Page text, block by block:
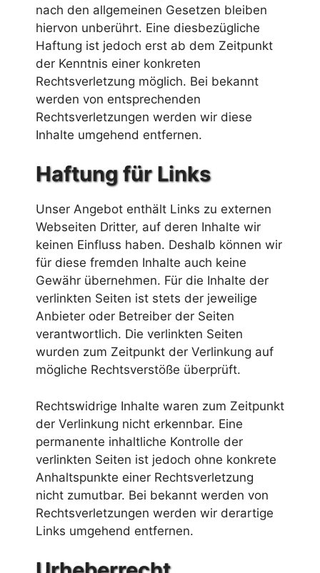
nach den allgemeinen Gesetzen bleiben
hiervon unberührt. Eine diesbezügliche
Haftung ist jedoch erst ab dem Zeitpunkt
der Kenntnis einer konkreten
Rechtsverletzung möglich. Bei bekannt
werden von entsprechenden
Rechtsverletzungen werden wir diese
Inhalte umgehend entfernen.
Haftung für Links
Unser Angebot enthält Links zu externen
Webseiten Dritter, auf deren Inhalte wir
keinen Einfluss haben. Deshalb können wir
für diese fremden Inhalte auch keine
Gewähr übernehmen. Für die Inhalte der
verlinkten Seiten ist stets der jeweilige
Anbieter oder Betreiber der Seiten
verantwortlich. Die verlinkten Seiten
wurden zum Zeitpunkt der Verlinkung auf
mögliche Rechtsverstöße überprüft.
Rechtswidrige Inhalte waren zum Zeitpunkt
der Verlinkung nicht erkennbar. Eine
permanente inhaltliche Kontrolle der
verlinkten Seiten ist jedoch ohne konkrete
Anhaltspunkte einer Rechtsverletzung
nicht zumutbar. Bei bekannt werden von
Rechtsverletzungen werden wir derartige
Links umgehend entfernen.